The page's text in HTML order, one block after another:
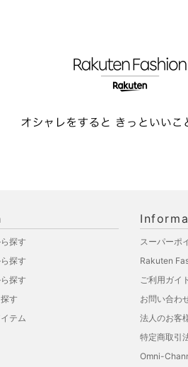
探す
探す
探す
す
テム
スーパーポ
Rakuten
ご利用ガイ
お問い合わ
法人のお客
特定商取引
Omni-